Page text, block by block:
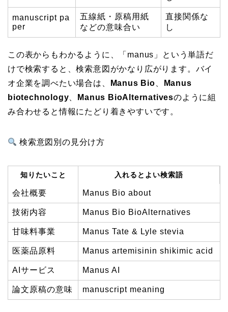
manuscript pa
per
五線紙・原稿用紙
などの意味合い
直接関係な
し
この表からもわかるように、「manus」という単語だ
けで検索すると、検索意図がかなり広がります。バイ
オ企業を調べたい場合は、
Manus Bio
Manus
biotechnology
Manus BioAlternativesのように組
み合わせると情報にたどり着きやすいです。
検索意図別の見分け方
知りたいこと 入れるとよい検索語
会社概要 Manus Bio about
技術内容 Manus Bio BioAlternatives
甘味料事業 Manus Tate & Lyle stevia
医薬品原料 Manus artemisinin shikimic acid
AIサービス Manus AI
論文原稿の意味 manuscript meaning